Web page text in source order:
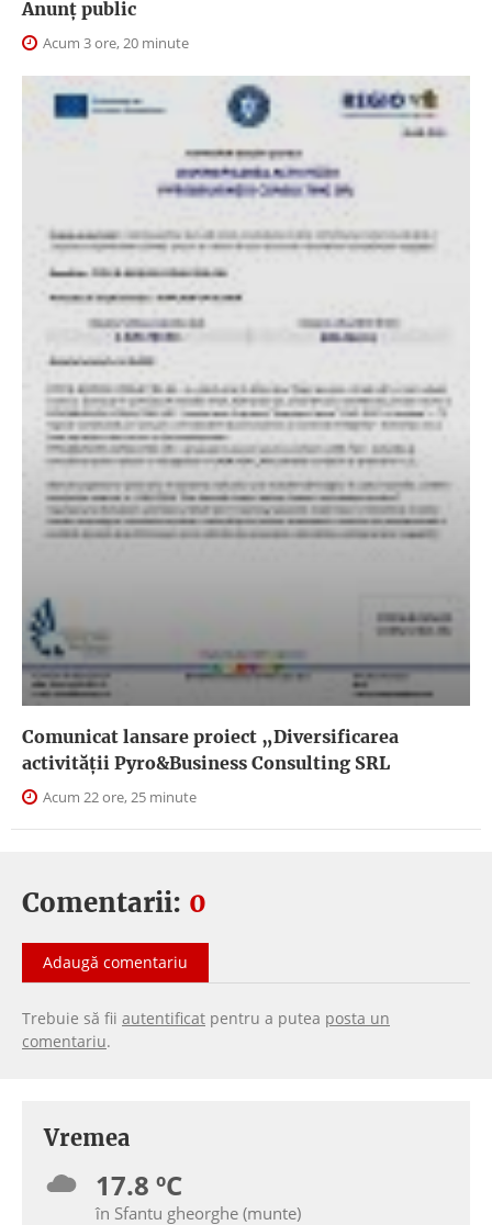
Anunţ public
Acum 3 ore, 20 minute
Comunicat lansare proiect „Diversificarea
activității Pyro&Business Consulting SRL
Acum 22 ore, 25 minute
Comentarii: 0
Adaugă comentariu
Trebuie să fii autentificat pentru a putea posta un
comentariu.
Vremea
17.8 ºC
în Sfantu gheorghe (munte)